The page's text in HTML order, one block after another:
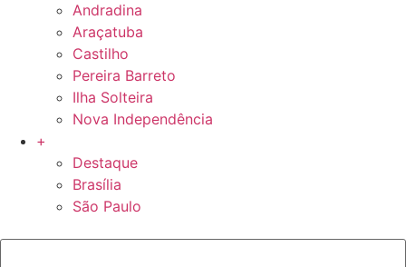
Andradina
Araçatuba
Castilho
Pereira Barreto
Ilha Solteira
Nova Independência
+
Destaque
Brasília
São Paulo